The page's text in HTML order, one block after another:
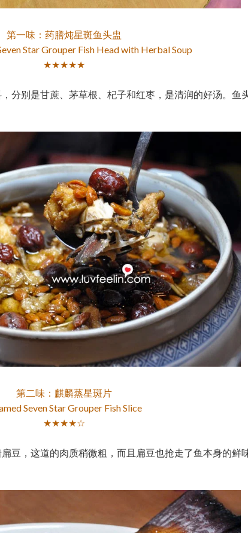
第一味：药膳炖星斑鱼头盅
Star Grouper Fish Head with Herbal Soup
★★★★★
分别是甘蔗、茅草根、杞子和红枣，是清润的好汤。鱼
第二味：麒麟蒸星斑片
Seven Star Grouper Fish Slice
★★★★☆
豆，这道的肉质稍微粗，而且扁豆也抢走了鱼本身的鲜